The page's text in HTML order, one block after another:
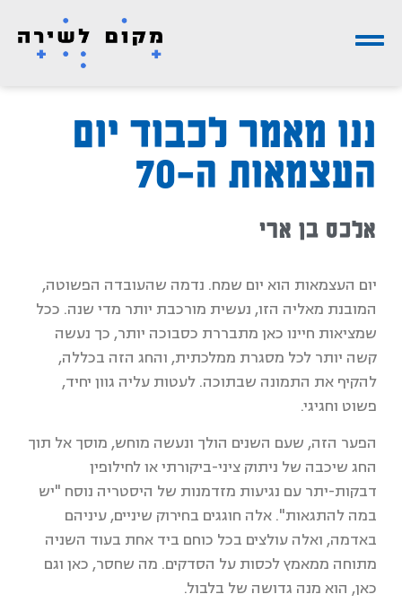
ננו מאמר לכבוד יום
העצמאות ה-70
אלכס בן ארי
יום העצמאות הוא יום שמח. נדמה שהעובדה הפשוטה,
המובנת מאליה הזו, נעשית מורכבת יותר מדי שנה. ככל
שמציאות חיינו כאן מתבררת כסבוכה יותר, כך נעשה
קשה יותר לכל מסגרת ממלכתית, והחג הזה בכללה,
להקיף את התמונה שבתוכה. לעטות עליה גוון יחיד,
פשוט וחגיגי.
הפער הזה, שעם השנים הולך ונעשה מוחש, מוסך אל תוך
החג שיכבה של ניתוק ציני-ביקורתי או לחילופין
דבקות-יתר עם נגיעות מזדמנות של היסטריה נוסח "יש
במה להתגאות". אלה חוגגים בחירוק שיניים, עיניהם
באדמה, ואלה עולצים בכל כוחם ביד אחת בעוד השניה
מתוחה ממאמץ לכסות על הסדקים. מה שחסר, כאן וגם
כאן, הוא מנה גדושה של בלבול.